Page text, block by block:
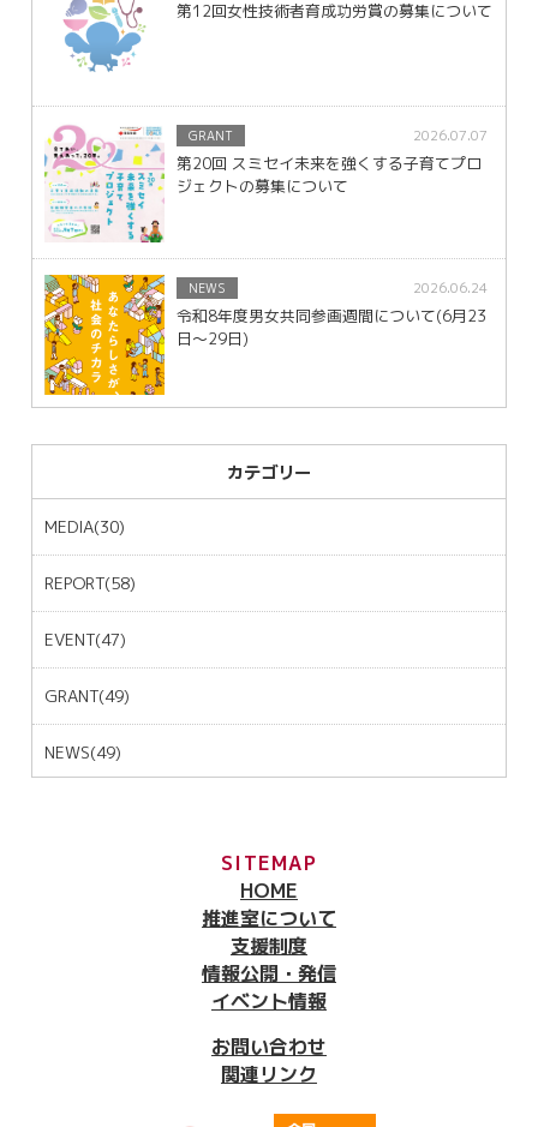
第12回女性技術者育成功労賞の募集について
GRANT
第20回 スミセイ未来を強くする子育てプロ
ジェクトの募集について
2026.07.07
NEWS
令和8年度男女共同参画週間について(6月23
日～29日)
2026.06.24
カテゴリー
MEDIA(30)
REPORT(58)
EVENT(47)
GRANT(49)
NEWS(49)
SITEMAP
HOME
推進室について
支援制度
情報公開・発信
イベント情報
お問い合わせ
関連リンク